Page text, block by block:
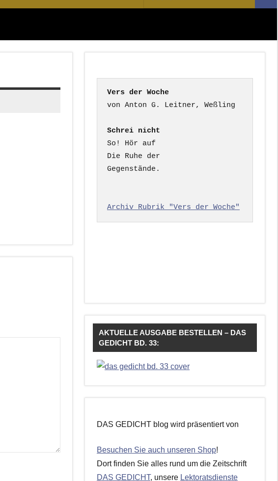
nach:
Vers der Woche
Schrei nicht
So! Hör auf
Die Ruhe der
Gegenstände.
Archiv Rubrik "Vers der Woche"
AKTUELLE AUSGABE BESTELLEN – DAS
GEDICHT BD. 33:
DAS GEDICHT blog wird präsentiert von
Besuchen Sie auch unseren Shop!
Dort finden Sie alles rund um die Zeitschrift
DAS GEDICHT, unsere Lektoratsdienste